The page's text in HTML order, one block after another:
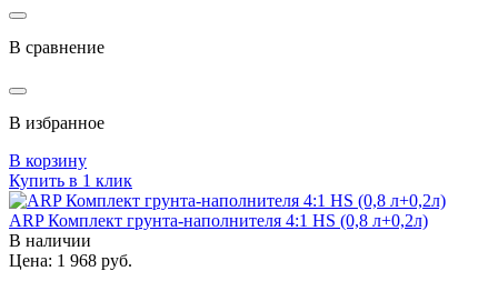
В сравнение
В избранное
В корзину
Купить в 1 клик
ARP Комплект грунта-наполнителя 4:1 HS (0,8 л+0,2л)
В наличии
Цена: 1 968 руб.